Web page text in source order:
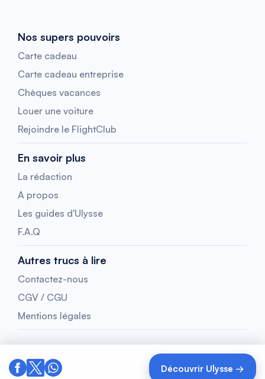
Découvrir Ulysse →
Nos supers pouvoirs
Carte cadeau
Carte cadeau entreprise
Chèques vacances
Louer une voiture
Rejoindre le FlightClub
En savoir plus
La rédaction
A propos
Les guides d'Ulysse
F.A.Q
Autres trucs à lire
Contactez-nous
CGV / CGU
Mentions légales